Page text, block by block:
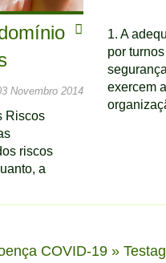
Novembro 2014
Riscos
riscos
a
1. A
por
exercem
COVID-19 »